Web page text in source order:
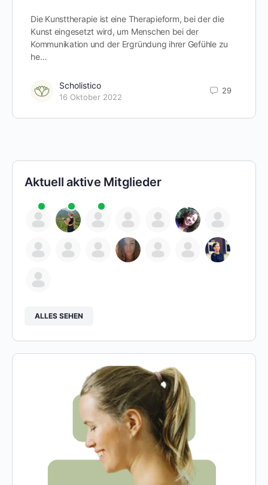
Die Kunsttherapie ist eine Therapieform, bei der die
Kunst eingesetzt wird, um Menschen bei der
Kommunikation und der Ergründung ihrer Gefühle zu
he…
Scholistico
16 Oktober 2022
29
Aktuell aktive Mitglieder
ALLES SEHEN